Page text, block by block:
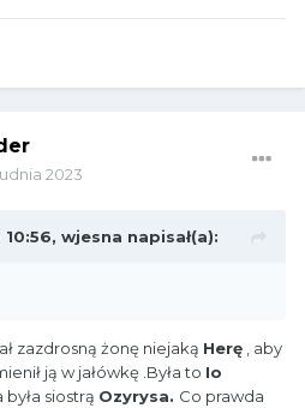
2023
wjesna napisał(a):
zazdrosną żonę niejaką Herę , aby
ją w jałówkę .Była to Io
była siostrą Ozyrysa. Co prawda